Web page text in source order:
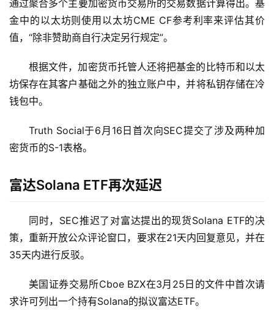
讯
资
行
情
易
电
包
通过聚合多个主要加密货币交易所的交易数据计算得出。基
金中的以太坊则使用以太坊CME CF参考利率来评估其价
值，“除非赞助商自行决定另行规定”。
根据文件，加密货币托管人还将把基金的比特币和以太
坊保存在其客户基础之外的独立账户中，并将私钥存储在冷
钱包中。
Truth Social于6月16日首次向SEC提交了涉及两种加
密货币的S-1表格。
富达Solana ETF再次延迟
同时，SEC推迟了对富达提出的现货Solana ETF的决
策，重新开放公众评论窗口，要求在21天内回复意见，并在
35天内进行反驳。
美国证券交易所Cboe BZX在3月25日的文件中首次请
求许可列出一个持有Solana的拟议富达ETF。